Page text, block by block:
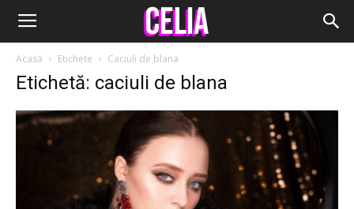
Acasă Etichete Caciuli de blana
Etichetă: caciuli de blana